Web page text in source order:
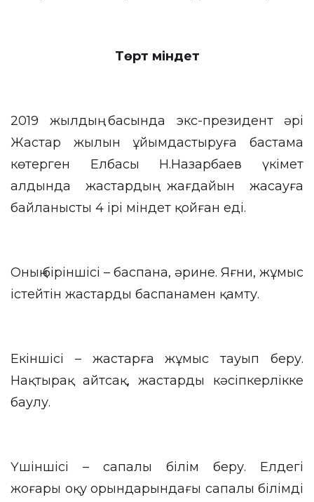
Төрт міндет
2019 жылдың басында экс-президент әрі
Жастар жылын ұйымдастыруға бастама
көтерген Елбасы Н.Назарбаев үкімет
алдында жастардың жағдайын жасауға
байланысты 4 ірі міндет қойған еді.
Оның біріншісі – баспана, әрине. Яғни, жұмыс
істейтін жастарды баспанамен қамту.
Екіншісі – жастарға жұмыс тауып беру.
Нақтырақ айтсақ, жастарды кәсіпкерлікке
баулу.
Үшіншісі – сапалы білім беру. Елдегі
жоғары оқу орындарындағы сапалы білімді